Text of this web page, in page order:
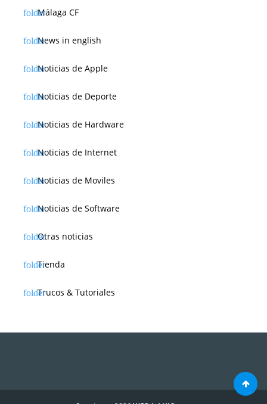
Málaga CF
News in english
Noticias de Apple
Noticias de Deporte
Noticias de Hardware
Noticias de Internet
Noticias de Moviles
Noticias de Software
Otras noticias
Tienda
Trucos & Tutoriales